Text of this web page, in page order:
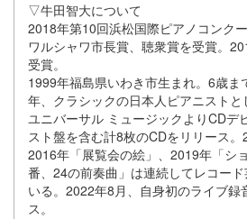
▽牛田智大について
2018年第10回浜松国際ピアノコンク
ワルシャワ市長賞、聴衆賞を受賞。
受賞。
1999年福島県いわき市生まれ。6歳ま
年、クラシックの日本人ピアニスト
ユニバーサル ミュージックよりCDデ
スト盤を含む計8枚のCDをリリース。
2016年「展覧会の絵」、2019年「シ
番、24の前奏曲」は連続してレコー
いる。2022年8月、自身初のライブ録
ス。